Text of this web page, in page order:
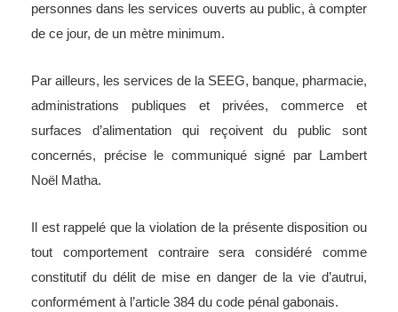
personnes dans les services ouverts au public, à compter
de ce jour, de un mètre minimum.
Par ailleurs, les services de la SEEG, banque, pharmacie,
administrations publiques et privées, commerce et
surfaces d’alimentation qui reçoivent du public sont
concernés, précise le communiqué signé par Lambert
Noël Matha.
Il est rappelé que la violation de la présente disposition ou
tout comportement contraire sera considéré comme
constitutif du délit de mise en danger de la vie d’autrui,
conformément à l’article 384 du code pénal gabonais.